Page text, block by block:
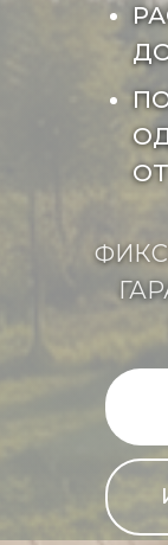
ОТ